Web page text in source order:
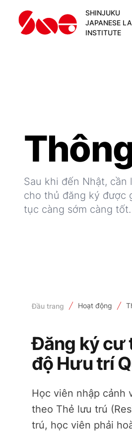
SHINJUKU
JAPANESE
INSTITUTE
Sau khi đến Nhật,
cho thủ đăng ký được
tục càng sớm càng tốt.
Đầu trang Hoạt động
Đăng ký cư
độ Hưu trí
Học viên nhập cảnh
theo Thẻ lưu trú
trú, học viên phải